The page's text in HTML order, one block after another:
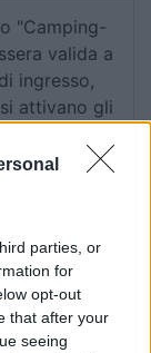
parties, or
for
opt-out
that after your
seeing
"Camping-
valida a
ingresso,
attivano gli
Area
il
Posizione